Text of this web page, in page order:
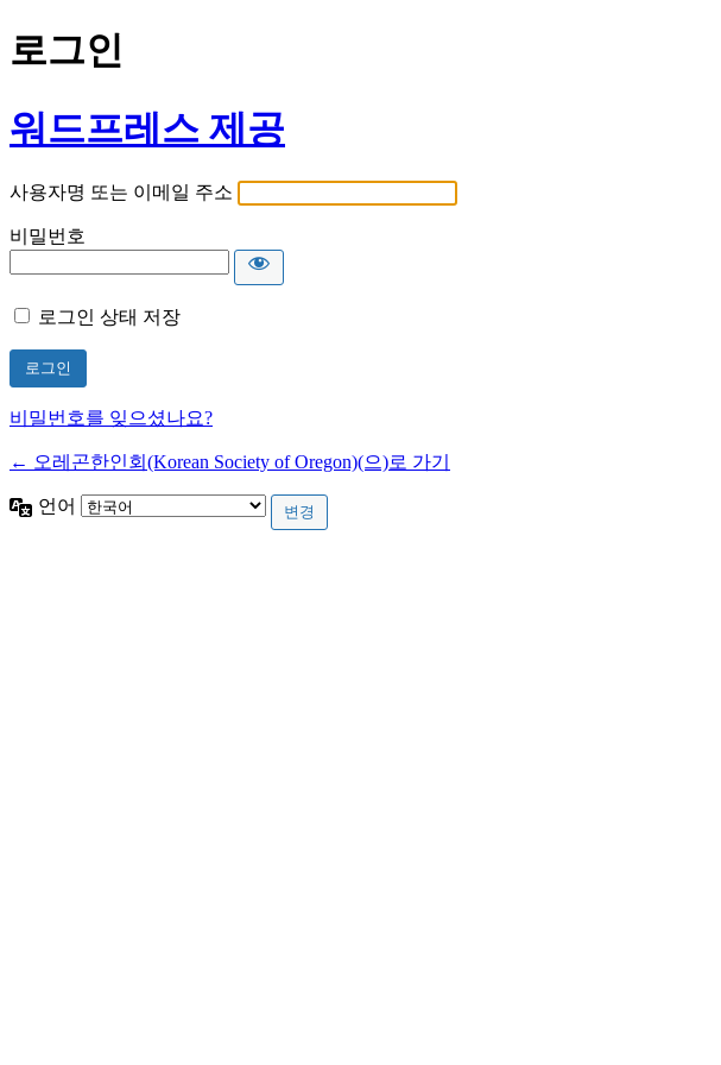
로그인
워드프레스 제공
사용자명 또는 이메일 주소
비밀번호
로그인 상태 저장
비밀번호를 잊으셨나요?
← 오레곤한인회(Korean Society of Oregon)(으)로 가기
언어